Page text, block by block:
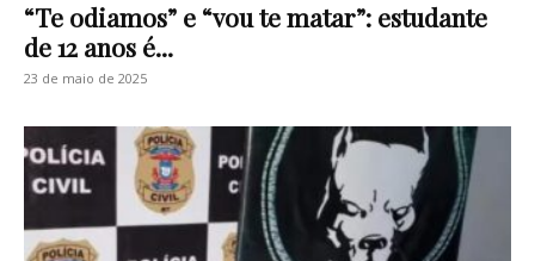
“Te odiamos” e “vou te matar”: estudante
de 12 anos é...
23 de maio de 2025